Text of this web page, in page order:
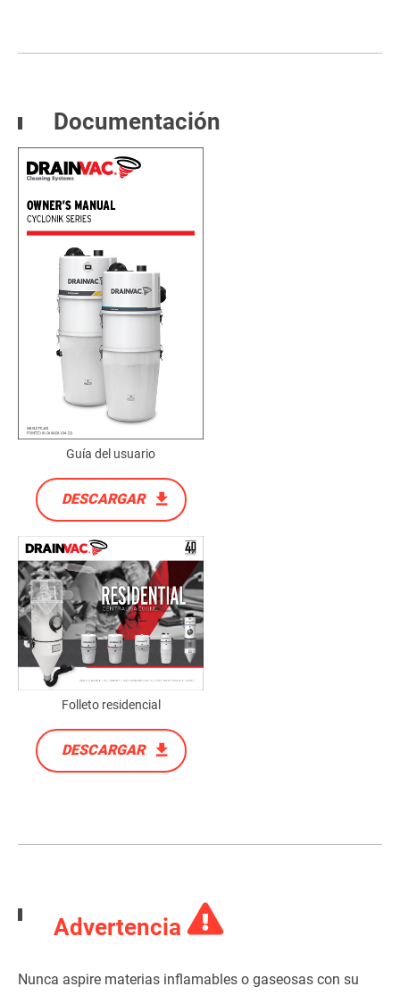
Documentación
Guía del usuario
DESCARGAR
Folleto residencial
DESCARGAR
Advertencia
Nunca aspire materias inflamables o gaseosas con su